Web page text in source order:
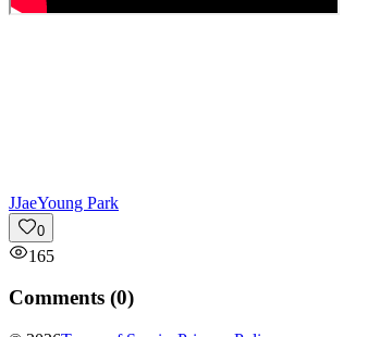
JJaeYoung Park
0
165
Comments (0)